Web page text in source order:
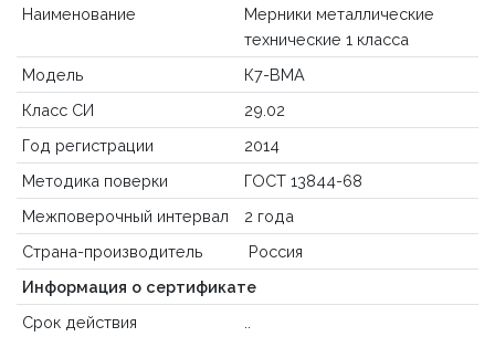
Наименование
Мерники металлические
технические 1 класса
Модель
К7-ВМА
Класс СИ
29.02
Год регистрации
2014
Методика поверки
ГОСТ 13844-68
Межповерочный интервал
2 года
Страна-производитель
Россия
Информация о сертификате
Срок действия